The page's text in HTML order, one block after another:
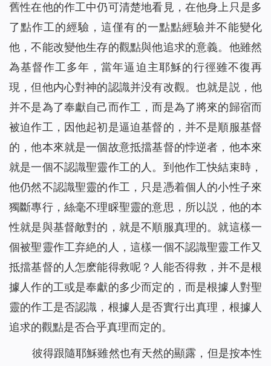
舊性在他的作工中仍可清楚地看見，在他身上只是多
了點作工的經驗，這僅有的一點點經驗并不能變化
他，不能改變他生存的觀點與他追求的意義。他雖然
為基督作工多年，當年逼迫主耶穌的行徑雖不復再
現，但他内心對神的認識并没有改觀。也就是説，他
并不是為了奉獻自己而作工，而是為了將來的歸宿而
被迫作工，因他起初是逼迫基督的，并不是順服基督
的，他本來就是一個故意抵擋基督的悖逆者，他本來
就是一個不認識聖靈作工的人。到他作工快結束時，
他仍然不認識聖靈的作工，只是憑着個人的小性子來
獨斷專行，絲毫不理睬聖靈的意思，所以説，他的本
性就是與基督敵對的，就是不順服真理的。就這樣一
個被聖靈作工弃絶的人，這樣一個不認識聖靈工作又
抵擋基督的人怎麽能得救呢？人能否得救，并不是根
據人作的工或是奉獻的多少而定的，而是根據人對聖
靈的作工是否認識，根據人是否實行出真理，根據人
追求的觀點是否合乎真理而定的。
彼得跟隨耶穌雖然也有天然的顯露，但是按本性